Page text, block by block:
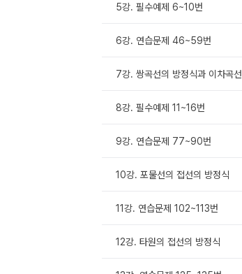
5강. 필수예제 6~10번
6강. 연습문제 46~59번
7강. 쌍곡선의 방정식과 이차곡선
8강. 필수예제 11~16번
9강. 연습문제 77~90번
10강. 포물선의 접선의 방정식
11강. 연습문제 102~113번
12강. 타원의 접선의 방정식